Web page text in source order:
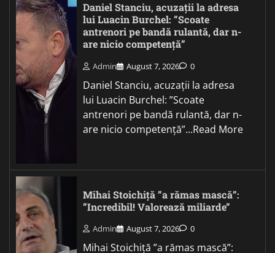
Daniel Stanciu, acuzații la adresa
lui Luacin Burchel: ”Scoate
antrenori pe bandă rulantă, dar n-
are nicio competență”
Admin August 7, 2026 0
Daniel Stanciu, acuzații la adresa
lui Luacin Burchel: ”Scoate
antrenori pe bandă rulantă, dar n-
are nicio competență”...Read More
Mihai Stoichiță ”a rămas mască”:
”Incredibil! Valorează miliarde”
Admin August 7, 2026 0
Mihai Stoichiță ”a rămas mască”: